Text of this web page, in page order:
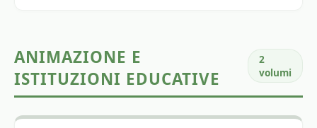
ANIMAZIONE E
ISTITUZIONI EDUCATIVE
2
volumi